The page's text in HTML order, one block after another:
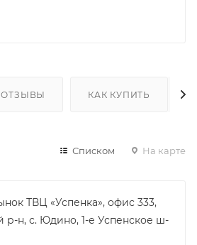
ОТЗЫВЫ КАК КУПИТЬ
Списком На карте
ТВЦ «Успенка», офис 333,
н, с. Юдино, 1-е Успенское ш-